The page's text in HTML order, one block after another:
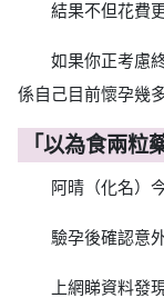
結果不但花費
如果你正考慮
係自己目前懷孕幾
「以為食兩粒
阿晴（化名）
驗孕後確認意
上網睇資料發